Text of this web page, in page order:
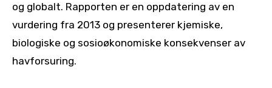
og globalt. Rapporten er en oppdatering av en
vurdering fra 2013 og presenterer kjemiske,
biologiske og sosioøkonomiske konsekvenser av
havforsuring.